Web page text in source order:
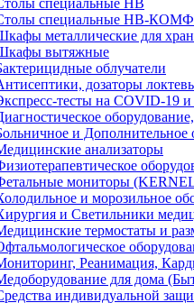
специальные НВ
специальные НВ-
металлические для
вытяжные
облучатели
дозаторы
тесты на COVID-19
и Дополнительное
анализаторы
мониторы
и морозильное
и Светильники
термостаты и
Реанимация,
для дома
индивидуальной